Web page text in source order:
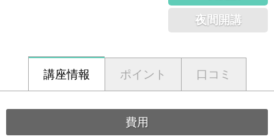
夜間開講
講座情報 ポイント 口コミ
費用